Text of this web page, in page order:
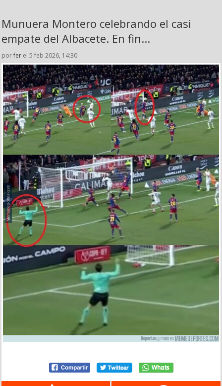
Munuera Montero celebrando el casi
empate del Albacete. En fin...
porfer el 5 feb 2026, 14:30